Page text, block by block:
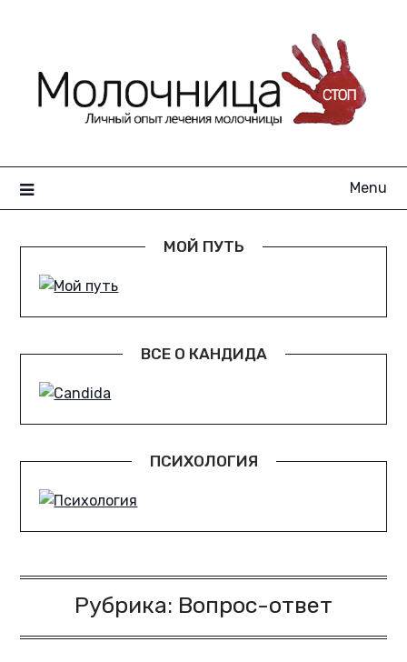
Menu
МОЙ ПУТЬ
ВСЕ О КАНДИДА
ПСИХОЛОГИЯ
Рубрика: Вопрос-ответ